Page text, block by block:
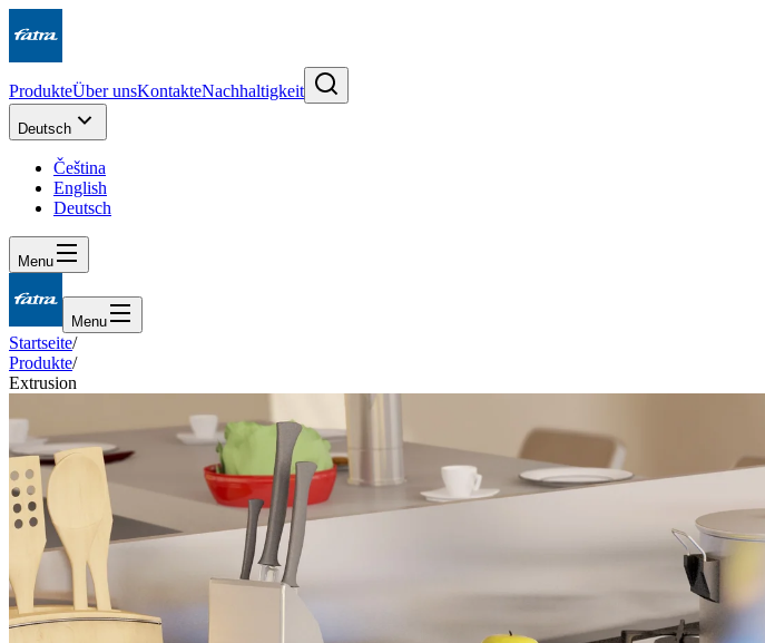
ProdukteÜber unsKontakteNachhaltigkeit
Deutsch
Čeština
English
Deutsch
Menu
Menu
Startseite/
Produkte/
Extrusion